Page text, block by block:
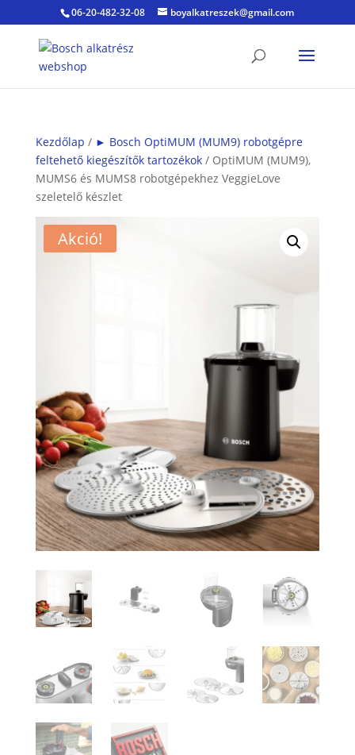
06-20-482-32-08 boyalkatreszek@gmail.com
Kezdőlap / ► Bosch OptiMUM (MUM9) robotgépre
feltehető kiegészítők tartozékok/ OptiMUM (MUM9),
MUMS6 és MUMS8 robotgépekhez VeggieLove
szeletelő készlet
Akció!